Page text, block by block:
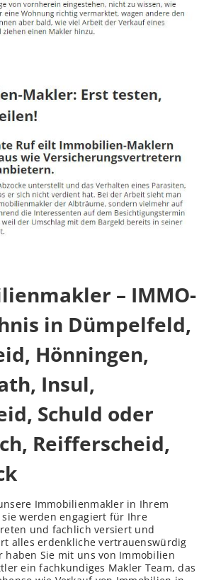
– IMMO-
in Dümpelfeld,
Hönningen,
Insul,
Schuld oder
Reifferscheid,
Immobilienmakler in Ihrem
werden engagiert für Ihre
und fachlich versiert und
alles erdenkliche vertrauenswürdig
haben Sie mit uns von Immobilien
ein fachkundiges Makler Team, das